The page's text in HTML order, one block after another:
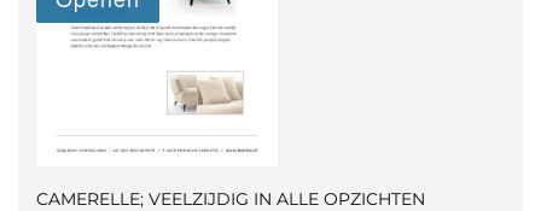
CAMERELLE; VEELZIJDIG IN ALLE OPZICHTEN